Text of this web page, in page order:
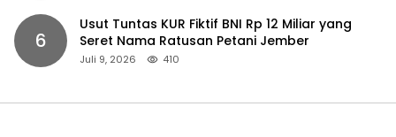
6
Usut Tuntas KUR Fiktif BNI Rp 12 Miliar yang
Seret Nama Ratusan Petani Jember
Juli 9, 2026 410